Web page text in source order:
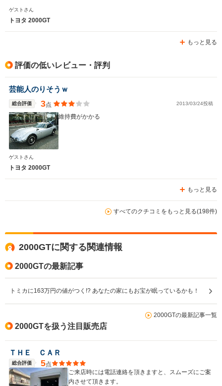
駆動方式 FF
1496cc
ゲストさん
トヨタ 2000GT
もっと見る
評価の低いレビュー・評判
芸能人のりそうｗ
総合評価 3点 2013/03/24投稿
維持費がかかる
ゲストさん
トヨタ 2000GT
もっと見る
すべてのクチコミをもっと見る(198件)
2000GTに関する関連情報
2000GTの最新記事
トミカに163万円の値がつく!? あなたの家にもお宝が眠っているかも！
2000GTの最新記事一覧
2000GTを扱う注目販売店
ＴＨＥ ＣＡＲ
総合評価 5点
ご来店時には電話連絡を頂きますと、スムーズにご案
内させて頂きます。